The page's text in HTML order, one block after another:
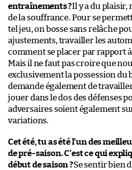
entraînements ?Il y a du plaisir,
de la souffrance. Pour se
tel jeu, on bosse sans relâche
ajustements, travailler les
comment se placer par rapport
Mais il ne faut pas croire que
exclusivement la possession du
demande également de
jouer dans le dos des défenses
adversaires soient également
variations.
Cet été, tu as été l’un des
de pré-saison. C’est ce qui
début de saison ?Se sentir bien